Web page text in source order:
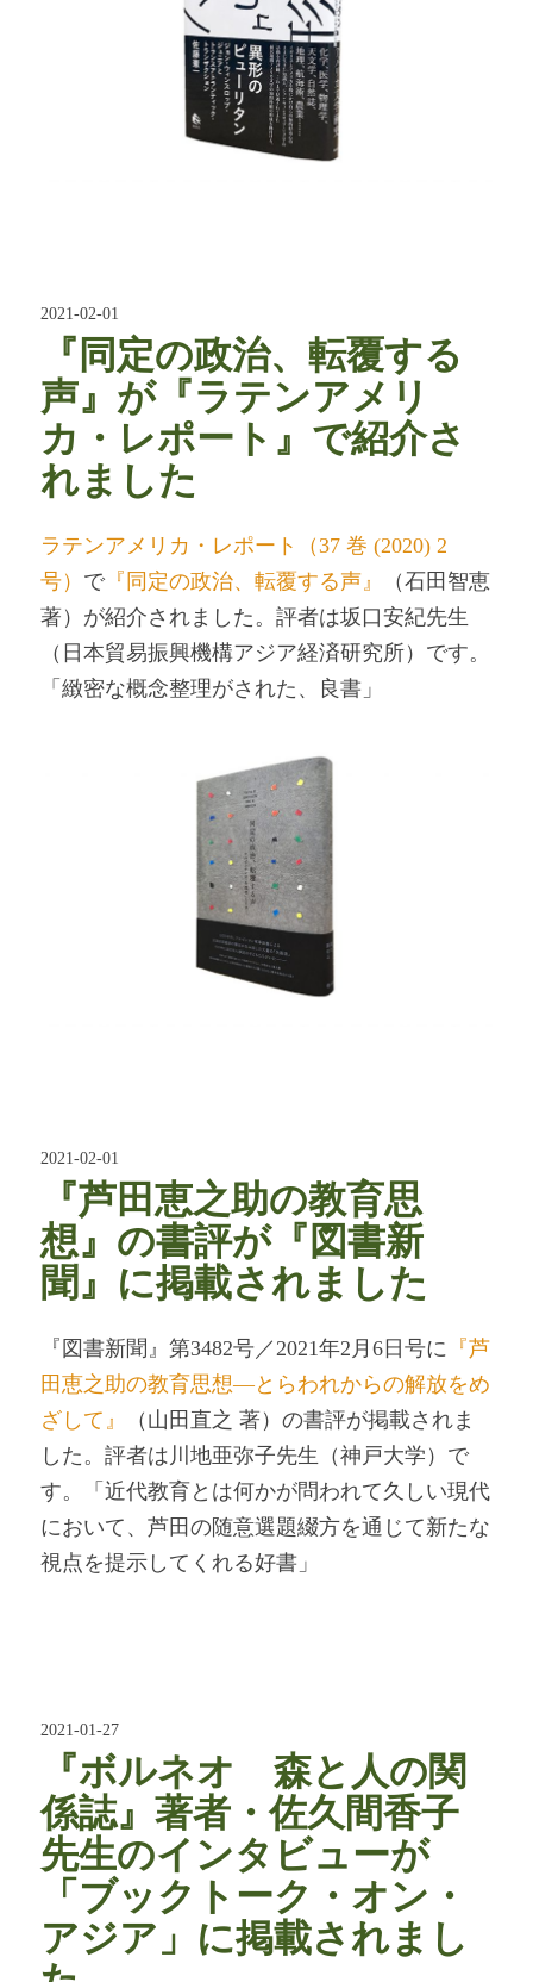
2021-02-01
『同定の政治、転覆する
声』が『ラテンアメリ
カ・レポート』で紹介さ
れました
ラテンアメリカ・レポート（37 巻 (2020) 2
号） で『同定の政治、転覆する声』
（石田智恵
著）が紹介されました。評者は坂口安紀先生
（日本貿易振興機構アジア経済研究所）です。
「緻密な概念整理がされた、良書」
2021-02-01
『芦田恵之助の教育思
想』の書評が『図書新
聞』に掲載されました
『図書新聞』第3482号／2021年2月6日号に
『芦
田恵之助の教育思想―とらわれからの解放をめ
ざして』
（山田直之 著）の書評が掲載されま
した。評者は川地亜弥子先生（神戸大学）で
す。「近代教育とは何かが問われて久しい現代
において、芦田の随意選題綴方を通じて新たな
視点を提示してくれる好書」
2021-01-27
『ボルネオ 森と人の関
係誌』著者・佐久間香子
先生のインタビューが
「ブックトーク・オン・
アジア」に掲載されまし